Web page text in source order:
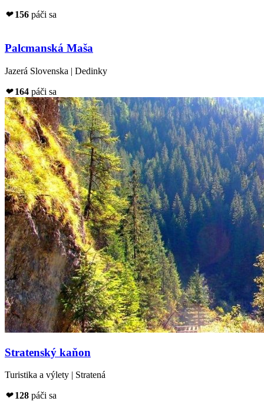
❤ 156 páči sa
Palcmanská Maša
Jazerá Slovenska | Dedinky
❤ 164 páči sa
Stratenský kaňon
Turistika a výlety | Stratená
❤ 128 páči sa